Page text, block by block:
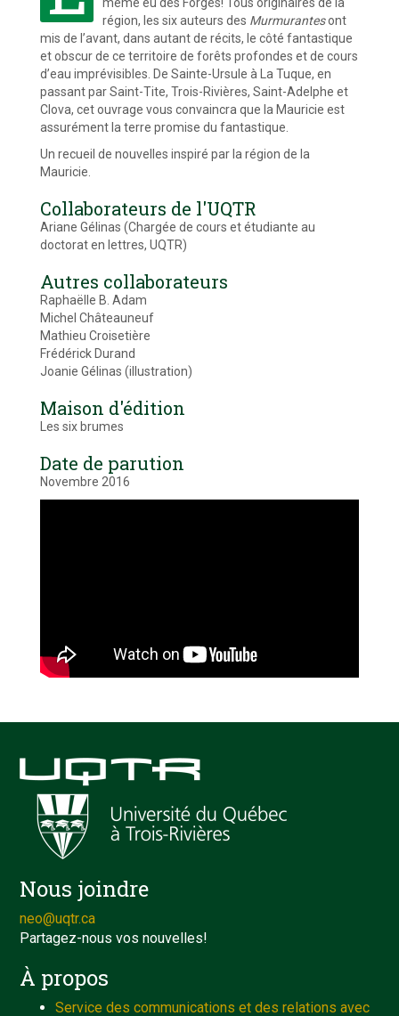
région, les six auteurs des Murmurantesont
mis de l’avant, dans autant de récits, le côté fantastique
et obscur de ce territoire de forêts profondes et de cours
d’eau imprévisibles. De Sainte-Ursule à La Tuque, en
passant par Saint-Tite, Trois-Rivières, Saint-Adelphe et
Clova, cet ouvrage vous convaincra que la Mauricie est
assurément la terre promise du fantastique.
Un recueil de nouvelles inspiré par la région de la
Mauricie.
Collaborateurs de l'UQTR
Ariane Gélinas (Chargée de cours et étudiante au
doctorat en lettres, UQTR)
Autres collaborateurs
Raphaëlle B. Adam
Michel Châteauneuf
Mathieu Croisetière
Frédérick Durand
Joanie Gélinas (illustration)
Maison d'édition
Les six brumes
Date de parution
Novembre 2016
Nous joindre
neo@uqtr.ca
Partagez-nous vos nouvelles!
À propos
Service des communications et des relations avec